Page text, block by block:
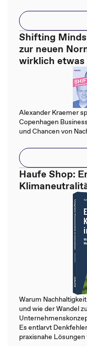
Shifting
zur neuen
wirklich
Alexander Kraemer
Copenhagen
und Chancen von
Haufe Shop:
Warum
und wie der Wandel
Es entlarvt
praxisnahe